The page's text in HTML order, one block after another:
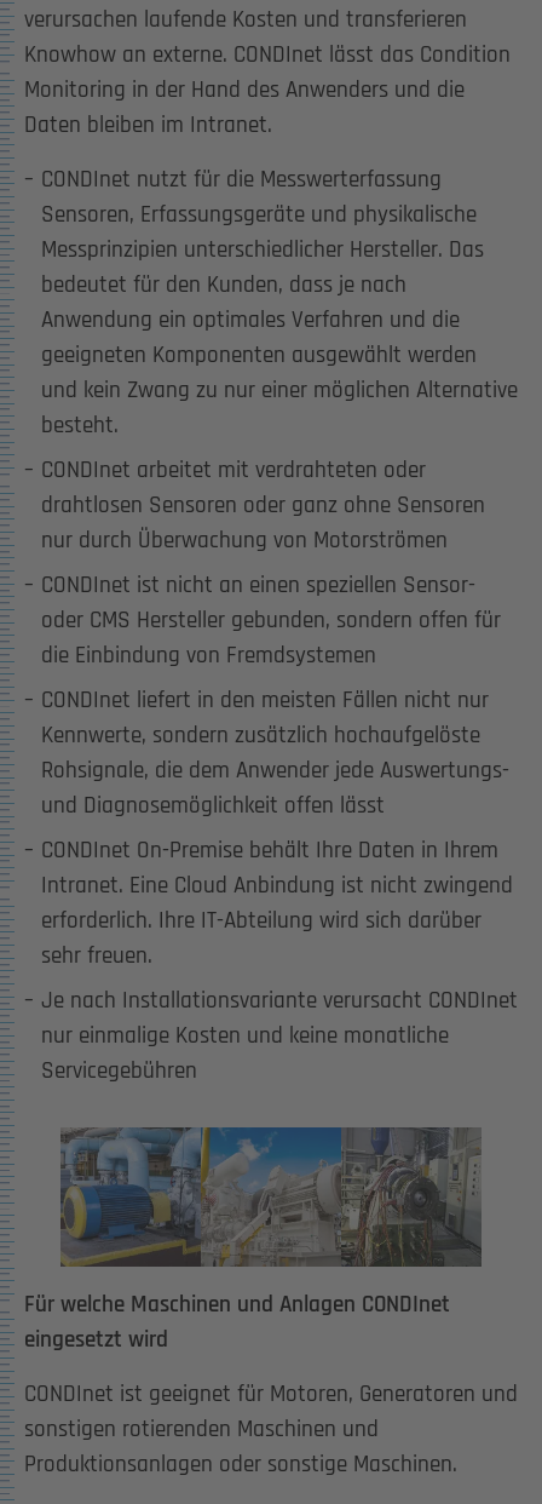
verursachen laufende Kosten und transferieren
Knowhow an externe. CONDInet lässt das Condition
Monitoring in der Hand des Anwenders und die
Daten bleiben im Intranet.
CONDInet nutzt für die Messwerterfassung
Sensoren, Erfassungsgeräte und physikalische
Messprinzipien unterschiedlicher Hersteller. Das
bedeutet für den Kunden, dass je nach
Anwendung ein optimales Verfahren und die
geeigneten Komponenten ausgewählt werden
und kein Zwang zu nur einer möglichen Alternative
besteht.
CONDInet arbeitet mit verdrahteten oder
drahtlosen Sensoren oder ganz ohne Sensoren
nur durch Überwachung von Motorströmen
CONDInet ist nicht an einen speziellen Sensor-
oder CMS Hersteller gebunden, sondern offen für
die Einbindung von Fremdsystemen
CONDInet liefert in den meisten Fällen nicht nur
Kennwerte, sondern zusätzlich hochaufgelöste
Rohsignale, die dem Anwender jede Auswertungs-
und Diagnosemöglichkeit offen lässt
CONDInet On-Premise behält Ihre Daten in Ihrem
Intranet. Eine Cloud Anbindung ist nicht zwingend
erforderlich. Ihre IT-Abteilung wird sich darüber
sehr freuen.
Je nach Installationsvariante verursacht CONDInet
nur einmalige Kosten und keine monatliche
Servicegebühren
Show larger version for:Show larger version for:Show larger version for:
Für welche Maschinen und Anlagen CONDInet
eingesetzt wird
CONDInet ist geeignet für Motoren, Generatoren und
sonstigen rotierenden Maschinen und
Produktionsanlagen oder sonstige Maschinen.